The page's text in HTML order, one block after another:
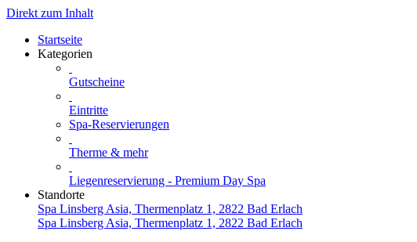
Direkt zum Inhalt
Startseite
Kategorien
Gutscheine
Eintritte
Spa-Reservierungen
Therme & mehr
Liegenreservierung - Premium Day Spa
Standorte
Spa Linsberg Asia, Thermenplatz 1, 2822 Bad Erlach
Spa Linsberg Asia, Thermenplatz 1, 2822 Bad Erlach